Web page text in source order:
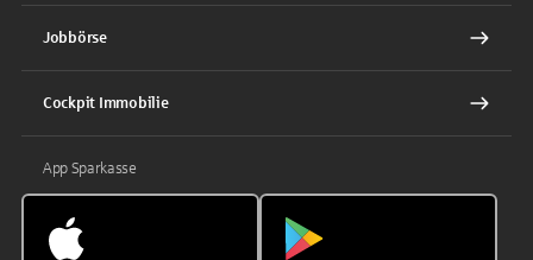
Jobbörse
Cockpit Immobilie
App Sparkasse